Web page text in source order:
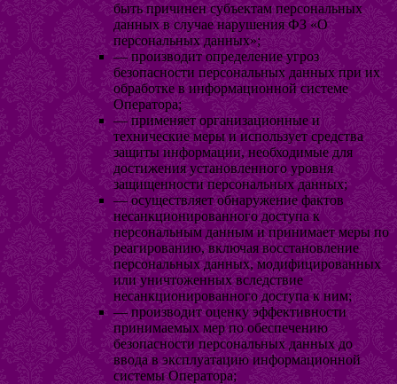
быть причинен субъектам персональных
данных в случае нарушения ФЗ «О
персональных данных»;
— производит определение угроз
безопасности персональных данных при их
обработке в информационной системе
Оператора;
— применяет организационные и
технические меры и использует средства
защиты информации, необходимые для
достижения установленного уровня
защищенности персональных данных;
— осуществляет обнаружение фактов
несанкционированного доступа к
персональным данным и принимает меры по
реагированию, включая восстановление
персональных данных, модифицированных
или уничтоженных вследствие
несанкционированного доступа к ним;
— производит оценку эффективности
принимаемых мер по обеспечению
безопасности персональных данных до
ввода в эксплуатацию информационной
системы Оператора;